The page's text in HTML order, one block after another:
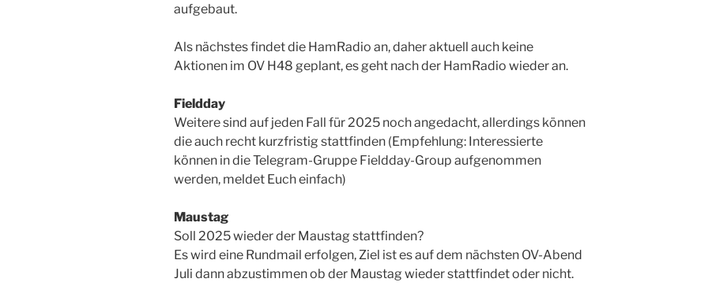
aufgebaut.
Als nächstes findet die HamRadio an, daher aktuell auch keine
Aktionen im OV H48 geplant, es geht nach der HamRadio wieder an.
Fieldday
Weitere sind auf jeden Fall für 2025 noch angedacht, allerdings können
die auch recht kurzfristig stattfinden (Empfehlung: Interessierte
können in die Telegram-Gruppe Fieldday-Group aufgenommen
werden, meldet Euch einfach)
Maustag
Soll 2025 wieder der Maustag stattfinden?
Es wird eine Rundmail erfolgen, Ziel ist es auf dem nächsten OV-Abend
Juli dann abzustimmen ob der Maustag wieder stattfindet oder nicht.